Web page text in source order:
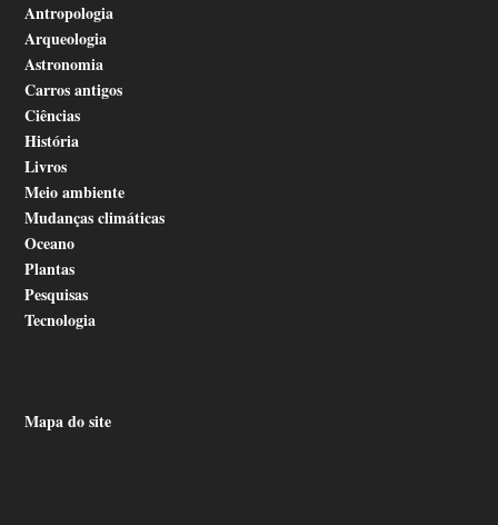
Antropologia
Arqueologia
Astronomia
Carros antigos
Ciências
História
Livros
Meio ambiente
Mudanças climáticas
Oceano
Plantas
Pesquisas
Tecnologia
Mapa do site